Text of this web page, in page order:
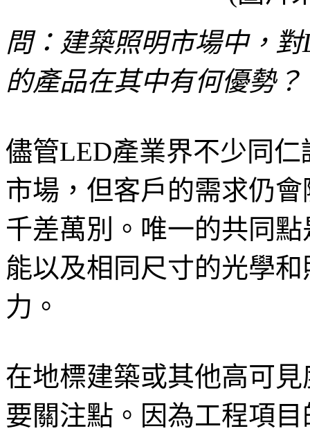
問：建築照明市場中，
的產品在其中有何優勢？
儘管LED產業界不少同
市場，但客戶的需求仍
千差萬別。唯一的共同
能以及相同尺寸的光學
力。
在地標建築或其他高可
要關注點。因為工程項